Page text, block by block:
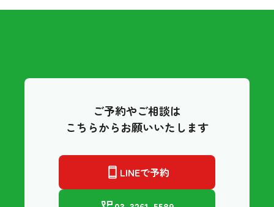
ご予約やご相談は
こちらからお願いいたします
LINEで予約